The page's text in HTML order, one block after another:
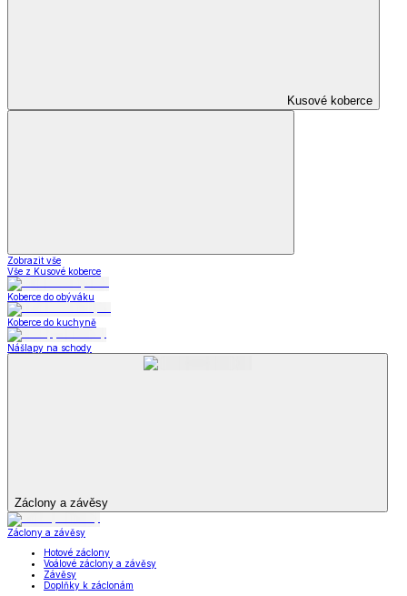
Kusové koberce
Zobrazit vše
Vše z Kusové koberce
Koberce do obýváku
Koberce do kuchyně
Nášlapy na schody
Záclony a závěsy
Záclony a závěsy
Hotové záclony
Voálové záclony a závěsy
Závěsy
Doplňky k záclonám